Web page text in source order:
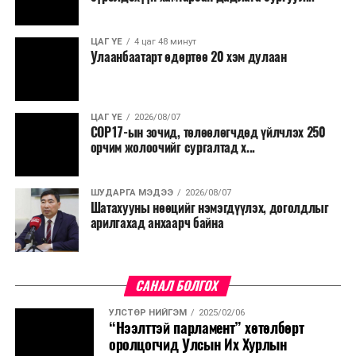
ЦАГ ҮЕ 4 цаг 48 минут
Улаанбаатарт өдөртөө 20 хэм дулаан
ЦАГ ҮЕ 2026/08/07
COP17-ын зочид, төлөөлөгчдөд үйлчлэх 250
орчим жолоочийг сургалтад х...
ШУДАРГА МЭДЭЭ 2026/08/07
Шатахууны нөөцийг нэмэгдүүлэх, доголдлыг
арилгахад анхаарч байна
САНАЛ БОЛГОХ
УЛСТӨР НИЙГЭМ 2025/02/06
“Нээлттэй парламент” хөтөлбөрт
оролцогчид Улсын Их Хурлын